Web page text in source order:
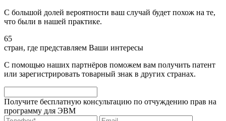
С большой долей вероятности ваш случай будет похож на те,
что были в нашей практике.
65
стран, где представляем Ваши интересы
С помощью наших партнёров поможем вам получить патент
или зарегистрировать товарный знак в других странах.
Получите бесплатную консультацию по отчуждению прав на
программу для ЭВМ